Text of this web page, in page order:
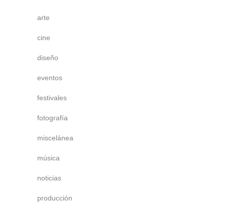
arte
cine
diseño
eventos
festivales
fotografía
miscelánea
música
noticias
producción